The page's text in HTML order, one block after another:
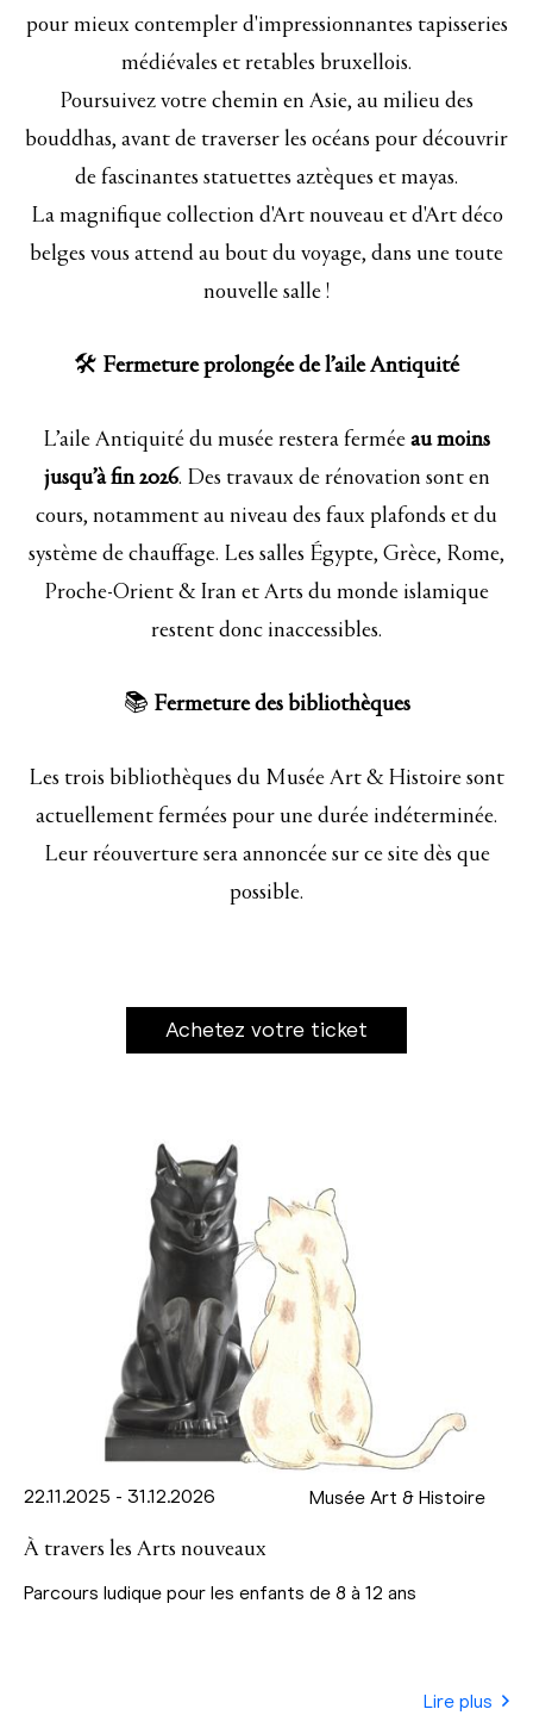
pour mieux contempler d'impressionnantes tapisseries
médiévales et retables bruxellois.
Poursuivez votre chemin en Asie, au milieu des
bouddhas, avant de traverser les océans pour découvrir
de fascinantes statuettes aztèques et mayas.
La magnifique collection d'Art nouveau et d'Art déco
belges vous attend au bout du voyage, dans une toute
nouvelle salle !
🛠️ Fermeture prolongée de l’aile Antiquité
L’aile Antiquité du musée restera fermée au moins
jusqu’à fin 2026. Des travaux de rénovation sont en
cours, notamment au niveau des faux plafonds et du
système de chauffage. Les salles Égypte, Grèce, Rome,
Proche-Orient & Iran et Arts du monde islamique
restent donc inaccessibles.
📚 Fermeture des bibliothèques
Les trois bibliothèques du Musée Art & Histoire sont
actuellement fermées pour une durée indéterminée.
Leur réouverture sera annoncée sur ce site dès que
possible.
Achetez votre ticket
22.11.2025 - 31.12.2026 Musée Art & Histoire
À travers les Arts nouveaux
Parcours ludique pour les enfants de 8 à 12 ans
Lire plus